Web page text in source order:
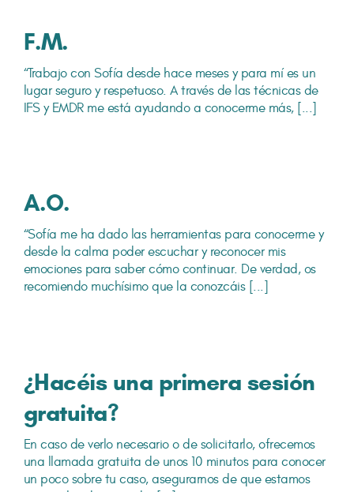
F.M.
“Trabajo con Sofía desde hace meses y para mí es un
lugar seguro y respetuoso. A través de las técnicas de
IFS y EMDR me está ayudando a conocerme más, [...]
A.O.
“Sofía me ha dado las herramientas para conocerme y
desde la calma poder escuchar y reconocer mis
emociones para saber cómo continuar. De verdad, os
recomiendo muchísimo que la conozcáis [...]
¿Hacéis una primera sesión
gratuita?
En caso de verlo necesario o de solicitarlo, ofrecemos
una llamada gratuita de unos 10 minutos para conocer
un poco sobre tu caso, asegurarnos de que estamos